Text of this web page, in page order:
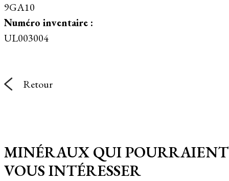
9GA10
Numéro inventaire :
UL003004
Retour
MINÉRAUX QUI POURRAIENT
VOUS INTÉRESSER